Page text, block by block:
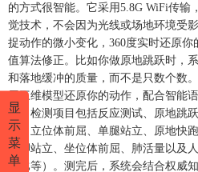
的方式很智能。它采用5.8G WiFi传输
觉技术，不会因为光线或场地环境受
捉动作的微小变化，360度实时还原
值算法修正。比如你做原地跳跃时，
和落地缓冲的质量，而不是只数个数
用三维模型还原你的动作，配合智能
导。检测项目包括反应测试、原地跳
腿、立位体前屈、单腿站立、原地快
单脚站立、坐位体前屈、肺活量以及
分比等）。测完后，系统会结合权威
显
示
菜
单